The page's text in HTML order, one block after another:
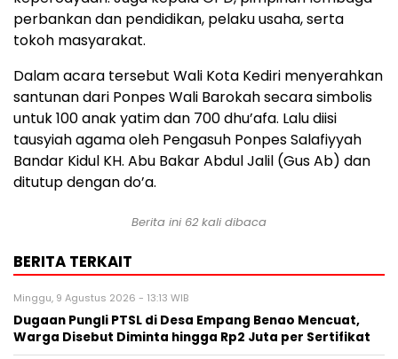
perbankan dan pendidikan, pelaku usaha, serta
tokoh masyarakat.
Dalam acara tersebut Wali Kota Kediri menyerahkan
santunan dari Ponpes Wali Barokah secara simbolis
untuk 100 anak yatim dan 700 dhu’afa. Lalu diisi
tausyiah agama oleh Pengasuh Ponpes Salafiyyah
Bandar Kidul KH. Abu Bakar Abdul Jalil (Gus Ab) dan
ditutup dengan do’a.
Berita ini 62 kali dibaca
BERITA TERKAIT
Minggu, 9 Agustus 2026 - 13:13 WIB
Dugaan Pungli PTSL di Desa Empang Benao Mencuat,
Warga Disebut Diminta hingga Rp2 Juta per Sertifikat